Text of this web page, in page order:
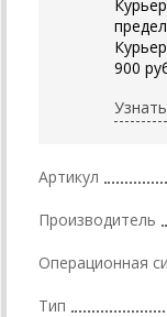
900
Артикул
Производитель
Операционная
Тип